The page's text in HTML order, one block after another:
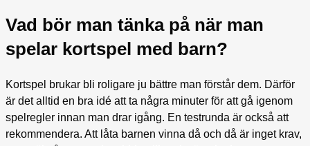
Vad bör man tänka på när man
spelar kortspel med barn?
Kortspel brukar bli roligare ju bättre man förstår dem. Därför
är det alltid en bra idé att ta några minuter för att gå igenom
spelregler innan man drar igång. En testrunda är också att
rekommendera. Att låta barnen vinna då och då är inget krav,